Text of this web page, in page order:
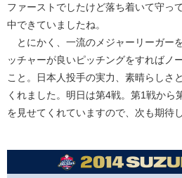
ファーストでしたけど落ち着いて守っ
中できていましたね。
とにかく、一流のメジャーリーガー
ッチャーが良いピッチングをすればノ
こと。日本人投手の実力、素晴らしさ
くれました。明日は第4戦。第1戦から
を見せてくれていますので、次も期待